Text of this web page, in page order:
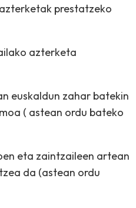
prestatzeko
azterketa
euskaldun zahar batekin
( astean ordu bateko
eta zaintzaileen artean
da (astean ordu